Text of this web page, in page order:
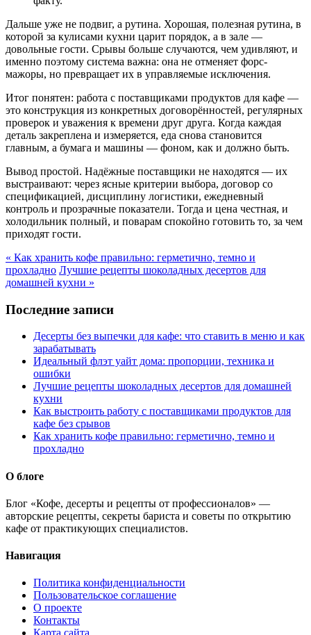
Дальше уже не подвиг, а рутина. Хорошая, полезная рутина, в
которой за кулисами кухни царит порядок, а в зале —
довольные гости. Срывы больше случаются, чем удивляют, и
именно поэтому система важна: она не отменяет форс-
мажоры, но превращает их в управляемые исключения.
Итог понятен: работа с поставщиками продуктов для кафе —
это конструкция из конкретных договорённостей, регулярных
проверок и уважения к времени друг друга. Когда каждая
деталь закреплена и измеряется, еда снова становится
главным, а бумага и машины — фоном, как и должно быть.
Вывод простой. Надёжные поставщики не находятся — их
выстраивают: через ясные критерии выбора, договор со
спецификацией, дисциплину логистики, ежедневный
контроль и прозрачные показатели. Тогда и цена честная, и
холодильник полный, и поварам спокойно готовить то, за чем
приходят гости.
« Как хранить кофе правильно: герметично, темно и
прохладно Лучшие рецепты шоколадных десертов для
домашней кухни »
Последние записи
Десерты без выпечки для кафе: что ставить в меню и как
зарабатывать
Идеальный флэт уайт дома: пропорции, техника и
ошибки
Лучшие рецепты шоколадных десертов для домашней
кухни
Как выстроить работу с поставщиками продуктов для
кафе без срывов
Как хранить кофе правильно: герметично, темно и
прохладно
О блоге
Блог «Кофе, десерты и рецепты от профессионалов» —
авторские рецепты, секреты бариста и советы по открытию
кафе от практикующих специалистов.
Навигация
Политика конфиденциальности
Пользовательское соглашение
О проекте
Контакты